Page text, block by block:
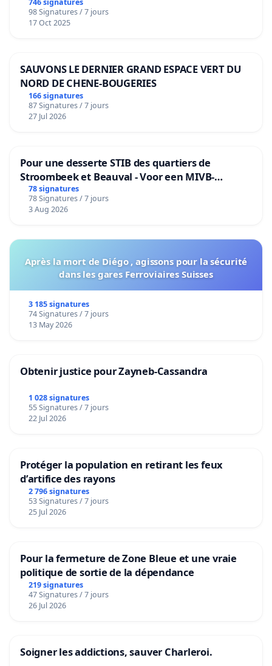
de notre territoire »
98 Signatures / 7 jours
17 Oct 2025
SAUVONS LE DERNIER GRAND ESPACE VERT DU
NORD DE CHENE-BOUGERIES
166 signatures
87 Signatures / 7 jours
27 Jul 2026
Pour une desserte STIB des quartiers de
Stroombeek et Beauval - Voor een MIVB-
bediening van de wijken Strombeek en Het
Voor
78 signatures
78 Signatures / 7 jours
3 Aug 2026
Après la mort de Diégo , agissons pour la sécurité
dans les gares Ferroviaires Suisses
3 185 signatures
74 Signatures / 7 jours
13 May 2026
Obtenir justice pour Zayneb-Cassandra
1 028 signatures
55 Signatures / 7 jours
22 Jul 2026
Protéger la population en retirant les feux
d’artifice des rayons
2 796 signatures
53 Signatures / 7 jours
25 Jul 2026
Pour la fermeture de Zone Bleue et une vraie
politique de sortie de la dépendance
219 signatures
47 Signatures / 7 jours
26 Jul 2026
Soigner les addictions, sauver Charleroi.